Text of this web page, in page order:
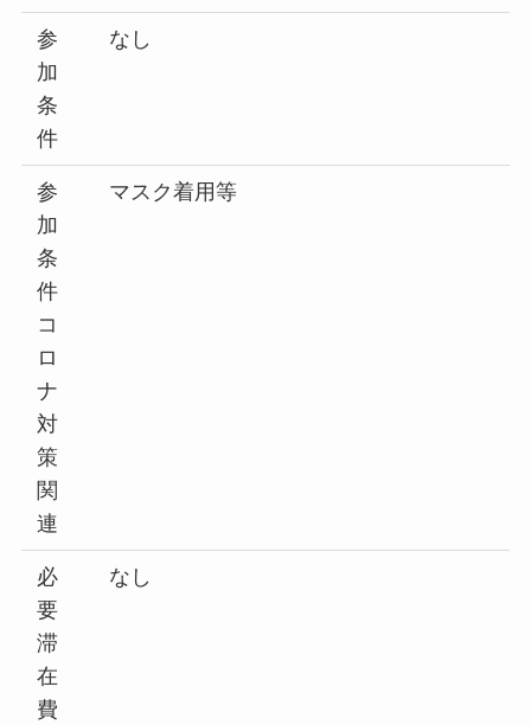
参
加
条
件
なし
参
加
条
件
コ
ロ
ナ
対
策
関
連
マスク着用等
必
要
滞
在
費
なし